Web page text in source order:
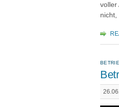
voller
nicht,